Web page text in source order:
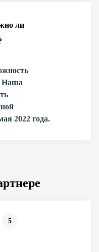
ли
Наша
2022 года.
5